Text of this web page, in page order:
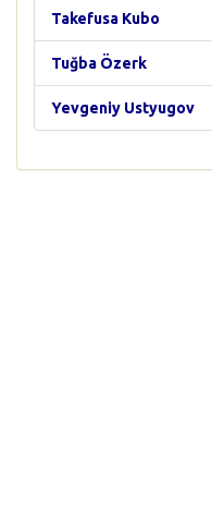
Takefusa Kubo
Tuğba Özerk
Yevgeniy Ustyugov